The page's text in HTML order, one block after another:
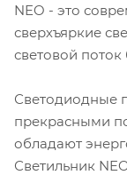
NEO - это
сверхъяркие
световой
Светодиодные
прекрасными
обладают
Светильник